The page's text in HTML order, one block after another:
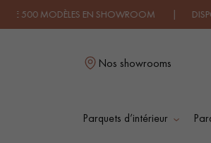
SHOWROOM | DISPONIBILITÉ
Nos showrooms
Parquets d’intérieur